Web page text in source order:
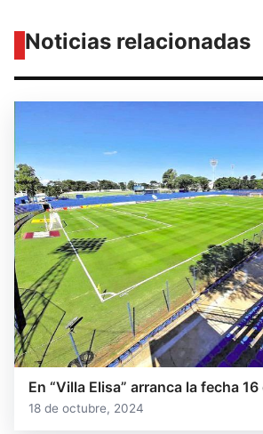
Noticias relacionadas
En “Villa Elisa” arranca la fecha
18 de octubre, 2024